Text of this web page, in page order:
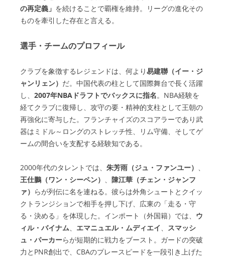
の再定義」 を続けることで覇権を維持。リーグの進化その
ものを牽引した存在と言える。
選手・チームのプロフィール
クラブを象徴するレジェンドは、何より易建聯（イー・ジ
ャンリェン） だ。中国代表の柱として国際舞台で長く活躍
し、 2007年NBAドラフトでバックスに指名。NBA経験を
経てクラブに復帰し、攻守の要・精神的支柱として王朝の
再強化に寄与した。フランチャイズのスコアラーであり武
器はミドル～ロングのストレッチ性、リム守備、そしてゲ
ームの間合いを支配する経験知である。
2000年代のタレントでは、 朱芳雨（ジュ・ファンユー） 、
王仕鵬（ワン・シーペン） 、 陳江華（チェン・ジャンフ
ァ） らが列伝に名を連ねる。彼らは外角シュートとクイッ
クトランジションで相手を押し下げ、広東の「走る・守
る・決める」を体現した。インポート（外国籍）では、 ウ
ィル・バイナム、 エマニュエル・ムディエイ、 スマッシ
ュ・パーカーらが短期的に戦力をブースト。ガードの突破
力とPNR創出で、CBAのプレースピードを一段引き上げた